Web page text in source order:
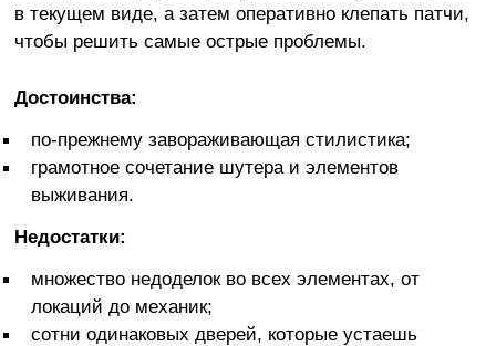
в текущем виде, а затем оперативно клепать патчи,
чтобы решить самые острые проблемы.
Достоинства:
по-прежнему завораживающая стилистика;
грамотное сочетание шутера и элементов
выживания.
Недостатки:
множество недоделок во всех элементах, от
локаций до механик;
сотни одинаковых дверей, которые устаешь